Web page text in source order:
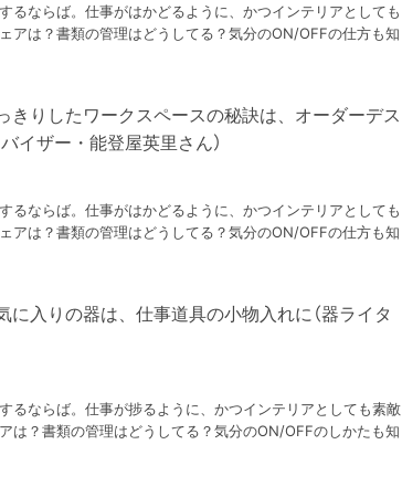
るならば。仕事がはかどるように、かつインテリアとしても
アは？書類の管理はどうしてる？気分のON/OFFの仕方も知
きりしたワークスペースの秘訣は、オーダーデス
イザー・能登屋英里さん）
るならば。仕事がはかどるように、かつインテリアとしても
アは？書類の管理はどうしてる？気分のON/OFFの仕方も知
に入りの器は、仕事道具の小物入れに（器ライタ
るならば。仕事が捗るように、かつインテリアとしても素敵
は？書類の管理はどうしてる？気分のON/OFFのしかたも知